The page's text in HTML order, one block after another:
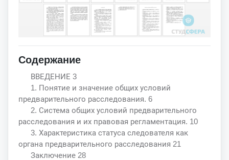
Содержание
ВВЕДЕНИЕ 3
1. Понятие и значение общих условий
предварительного расследования. 6
2. Система общих условий предварительного
расследования и их правовая регламентация. 10
3. Характеристика статуса следователя как
органа предварительного расследования 21
Заключение 28